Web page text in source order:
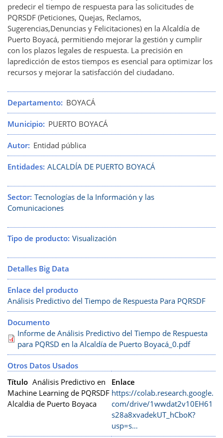
predecir el tiempo de respuesta para las solicitudes de
PQRSDF (Peticiones, Quejas, Reclamos,
Sugerencias,Denuncias y Felicitaciones) en la Alcaldía de
Puerto Boyacá, permitiendo mejorar la gestión y cumplir
con los plazos legales de respuesta. La precisión en
lapredicción de estos tiempos es esencial para optimizar los
recursos y mejorar la satisfacción del ciudadano.
Departamento BOYACÁ
Municipio PUERTO BOYACÁ
Autor Entidad pública
Entidades ALCALDÍA DE PUERTO BOYACÁ
Sector Tecnologías de la Información y las
Comunicaciones
Tipo de producto Visualización
Detalles Big Data
Enlace del producto
Análisis Predictivo del Tiempo de Respuesta Para PQRSDF
Documento
Informe de Análisis Predictivo del Tiempo de Respuesta
para PQRSD en la Alcaldía de Puerto Boyacá_0.pdf
Otros Datos Usados
Título Análisis Predictivo en
Machine Learning de PQRSDF
Alcaldia de Puerto Boyaca
Enlace
https://colab.research.google.
com/drive/1wwdat2v10EH61
s28a8xvadekUT_hCboK?
usp=s…